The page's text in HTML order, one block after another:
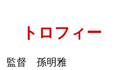
トロフィー
監督 孫明雅